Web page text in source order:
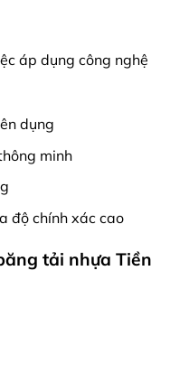
áp dụng công nghệ
dụng
minh
độ chính xác cao
tải nhựa Tiền